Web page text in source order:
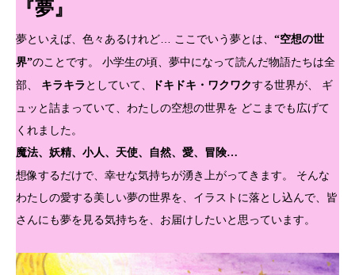
『夢』
夢といえば、色々あるけれど… ここでいう夢とは、 “空想の世
界”のことです。 小学生の頃、夢中になって読んだ物語たちは全
部、 キラキラ としていて、 ドキドキ・ワクワクする世界が、 ギ
ュッと詰まっていて、わたしの空想の世界を どこまでも広げて
くれました。
魔法、妖精、小人、天使、自然、愛、冒険…
想像するだけで、幸せな気持ちが湧き上がってきます。 そんな
わたしの愛する美しい夢の世界を、イラストに落とし込んで、皆
さんにも夢を見る気持ちを、お届けしたいと思っています。